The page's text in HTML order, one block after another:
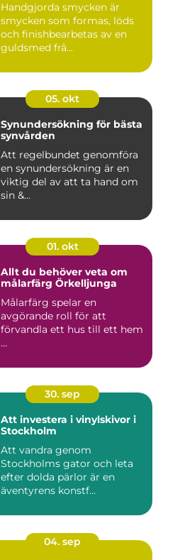
Handgjorda smycken är
smycken som formas, löds
och finishbearbetas av en
guldsmed frå...
05. okt
Synundersökning för bästa
synvården
Att regelbundet genomföra
en synundersökning är en
viktig del av att ta hand om
sin &...
01. okt
Allt du behöver veta om
målarfärg Örkelljunga
Målarfärg spelar en
avgörande roll för att
förvandla ett hus till ett hem
...
30. sep
Att investera i vinylskivor i
Stockholm
Att vandra genom
Stockholms gator och leta
efter dolda pärlor är en
äventyrens konstf...
04. sep